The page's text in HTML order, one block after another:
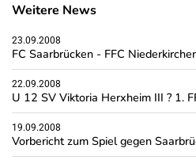
Weitere News
23.09.2008
FC Saarbrücken - FFC
22.09.2008
U 12 SV Viktoria Herxheim III ? 1.
19.09.2008
Vorbericht zum Spiel gegen